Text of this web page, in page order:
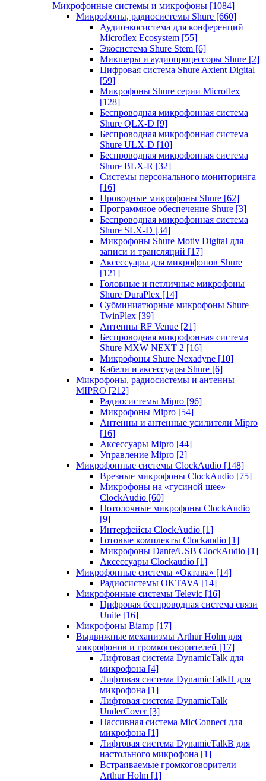
Микрофонные системы и микрофоны [1084]
Микрофоны, радиосистемы Shure [660]
Аудиоэкосистема для конференций
Microflex Ecosystem [55]
Экосистема Shure Stem [6]
Микшеры и аудиопроцессоры Shure [2]
Цифровая система Shure Axient Digital
[59]
Микрофоны Shure серии Microflex
[128]
Беспроводная микрофонная система
Shure QLX-D [9]
Беспроводная микрофонная система
Shure ULX-D [10]
Беспроводная микрофонная система
Shure BLX-R [32]
Системы персонального мониторинга
[16]
Проводные микрофоны Shure [62]
Программное обеспечение Shure [3]
Беспроводная микрофонная система
Shure SLX-D [34]
Микрофоны Shure Motiv Digital для
записи и трансляций [17]
Аксессуары для микрофонов Shure
[121]
Головные и петличные микрофоны
Shure DuraPlex [14]
Субминиатюрные микрофоны Shure
TwinPlex [39]
Антенны RF Venue [21]
Беспроводная микрофонная система
Shure MXW NEXT 2 [16]
Микрофоны Shure Nexadyne [10]
Кабели и аксессуары Shure [6]
Микрофоны, радиосистемы и антенны
MIPRO [212]
Радиосистемы Mipro [96]
Микрофоны Mipro [54]
Антенны и антенные усилители Mipro
[16]
Аксессуары Mipro [44]
Управление Mipro [2]
Микрофонные системы ClockAudio [148]
Врезные микрофоны ClockAudio [75]
Микрофоны на «гусиной шее»
ClockAudio [60]
Потолочные микрофоны ClockAudio
[9]
Интерфейсы ClockAudio [1]
Готовые комплекты Clockaudio [1]
Микрофоны Dante/USB ClockAudio [1]
Аксессуары Clockaudio [1]
Микрофонные системы «Октава» [14]
Радиосистемы OKTAVA [14]
Микрофонные системы Televic [16]
Цифровая беспроводная система связи
Unite [16]
Микрофоны Biamp [17]
Выдвижные механизмы Arthur Holm для
микрофонов и громкоговорителей [17]
Лифтовая система DynamicTalk для
микрофона [4]
Лифтовая система DynamicTalkH для
микрофона [1]
Лифтовая система DynamicTalk
UnderCover [3]
Пассивная система MicConnect для
микрофона [1]
Лифтовая система DynamicTalkB для
настольного микрофона [1]
Встраиваемые громкоговорители
Arthur Holm [1]